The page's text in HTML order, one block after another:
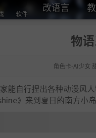
软件
改语言
物
角色卡-AI少女
能自行捏出各种动漫风
》来到夏日的南方小